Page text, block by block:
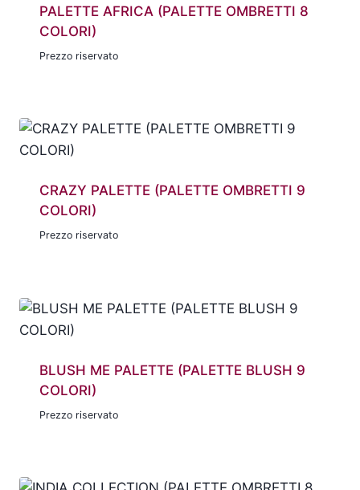
PALETTE AFRICA (PALETTE OMBRETTI 8
COLORI)
Prezzo riservato
CRAZY PALETTE (PALETTE OMBRETTI 9
COLORI)
Prezzo riservato
BLUSH ME PALETTE (PALETTE BLUSH 9
COLORI)
Prezzo riservato